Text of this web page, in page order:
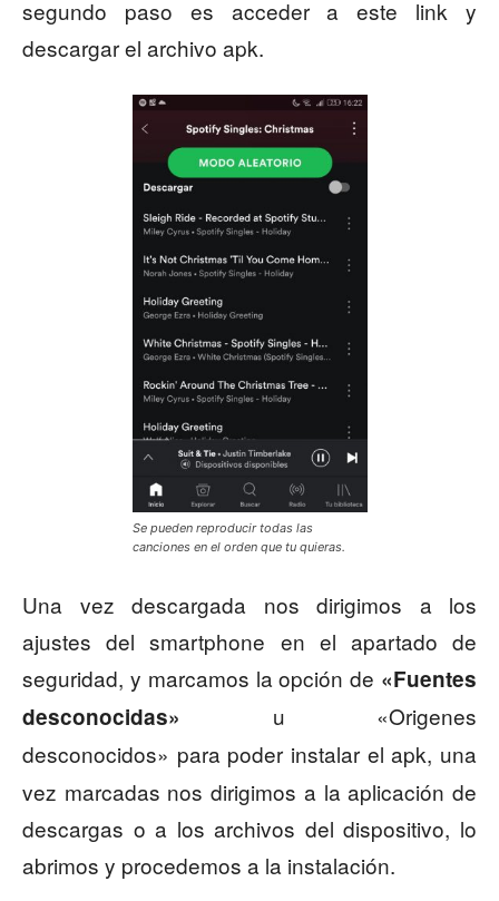
segundo paso es acceder a este link y
descargar el archivo apk.
Se pueden reproducir todas las
canciones en el orden que tu quieras.
Una vez descargada nos dirigimos a los
ajustes del smartphone en el apartado de
seguridad, y marcamos la opción de «Fuentes
desconocidas» u «Origenes
desconocidos» para poder instalar el apk, una
vez marcadas nos dirigimos a la aplicación de
descargas o a los archivos del dispositivo, lo
abrimos y procedemos a la instalación.